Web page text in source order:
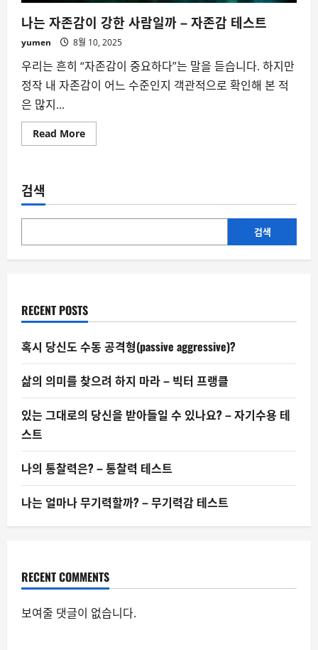
나는 자존감이 강한 사람일까 – 자존감 테스트
yumen 8월 10, 2025
우리는 흔히 “자존감이 중요하다”는 말을 듣습니다. 하지만
정작 내 자존감이 어느 수준인지 객관적으로 확인해 본 적
은 많지...
Read MoreRead
more
감
강
사
일
감
테
트
검색
검색
RECENT POSTS
혹시 당신도 수동 공격형(passive aggressive)?
삶의 의미를 찾으려 하지 마라 – 빅터 프랭클
있는 그대로의 당신을 받아들일 수 있나요? – 자기수용 테
스트
나의 통찰력은? – 통찰력 테스트
나는 얼마나 무기력할까? – 무기력감 테스트
RECENT COMMENTS
보여줄 댓글이 없습니다.